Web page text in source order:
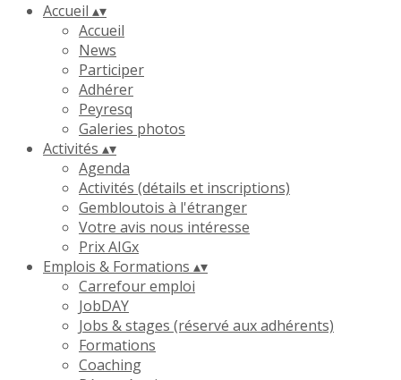
Accueil ▴▾
Accueil
News
Participer
Adhérer
Peyresq
Galeries photos
Activités ▴▾
Agenda
Activités (détails et inscriptions)
Gembloutois à l'étranger
Votre avis nous intéresse
Prix AIGx
Emplois & Formations ▴▾
Carrefour emploi
JobDAY
Jobs & stages (réservé aux adhérents)
Formations
Coaching